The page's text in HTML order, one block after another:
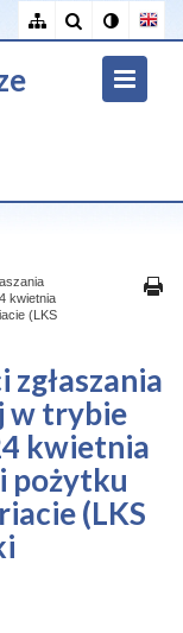
kwietnia
(LKS
zgłaszania
w trybie
kwietnia
pożytku
(LKS